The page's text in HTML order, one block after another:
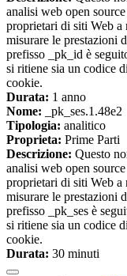
analisi web open
proprietari di siti Web a
misurare le prestazioni
prefisso _pk_id è
si ritiene sia un codice
cookie.
Durata: 1 anno
Nome: _pk_ses.1.48e2
Tipologia: analitico
Proprieta: Prime Parti
Descrizione: Questo
analisi web open
proprietari di siti Web a
misurare le prestazioni
prefisso _pk_ses è
si ritiene sia un codice
cookie.
Durata: 30 minuti